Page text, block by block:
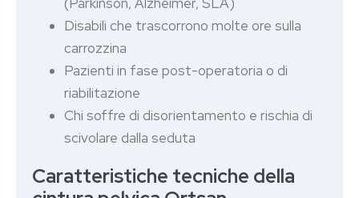
Disabili che trascorrono molte ore sulla
carrozzina
Pazienti in fase post-operatoria o di
riabilitazione
Chi soffre di disorientamento e rischia di
scivolare dalla seduta
Caratteristiche tecniche della